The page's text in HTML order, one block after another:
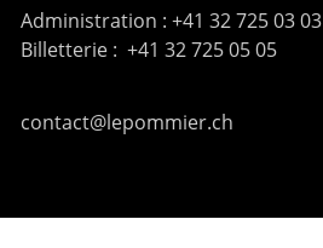
Administration : +41 32 725 03 03
Billetterie : +41 32 725 05 05
contact@lepommier.ch